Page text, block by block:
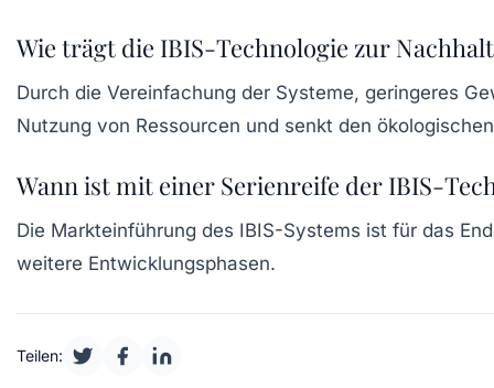
Wie trägt die IBIS-Technologie zur
Durch die Vereinfachung der Systeme, geringeres
Nutzung von Ressourcen und senkt den
Wann ist mit einer Serienreife der IBIS-
Die Markteinführung des IBIS-Systems ist für das
weitere Entwicklungsphasen.
Teilen: